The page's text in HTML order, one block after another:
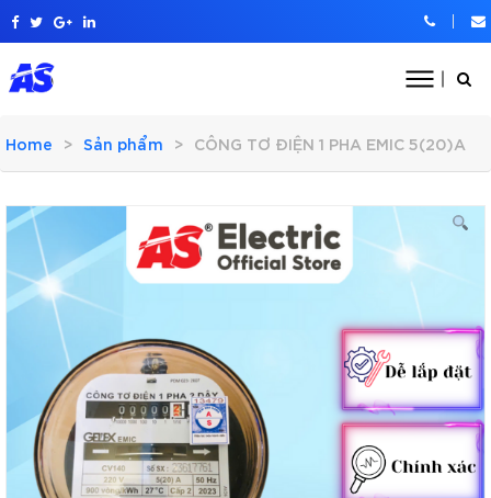
Home Sản phẩm CÔNG TƠ ĐIỆN 1 PHA EMIC 5(20)A